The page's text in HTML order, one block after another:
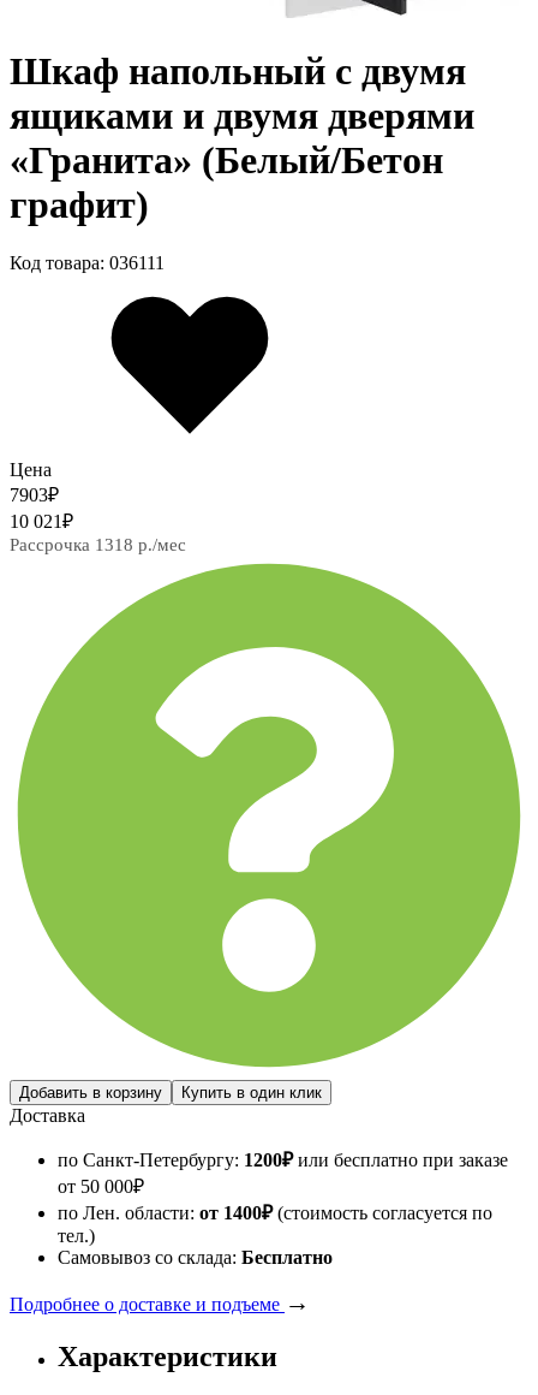
Шкаф напольный с двумя
ящиками и двумя дверями
«Гранита» (Белый/Бетон
графит)
Код товара: 036111
Цена
7903₽
10 021₽
Рассрочка 1318 р./мес
Доставка
по Санкт-Петербургу: 1200₽или бесплатно при заказе
от 50 000₽
по Лен. области: от 1400₽(стоимость согласуется по
тел.)
Самовывоз со склада: Бесплатно
Подробнее о доставке и подъеме →
Характеристики